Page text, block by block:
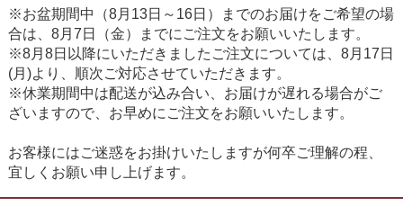
※お盆期間中（8月13日～16日）までのお届けをご希望の場
合は、8月7日（金）までにご注文をお願いいたします。
※8月8日以降にいただきましたご注文については、8月17日
(月)より、順次ご対応させていただきます。
※休業期間中は配送が込み合い、お届けが遅れる場合がご
ざいますので、お早めにご注文をお願いいたします。
お客様にはご迷惑をお掛けいたしますが何卒ご理解の程、
宜しくお願い申し上げます。